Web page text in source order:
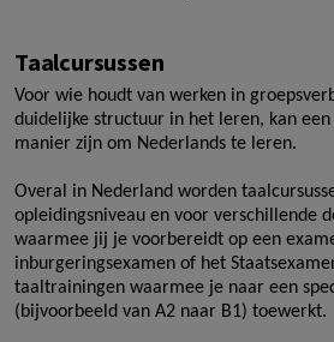
Taalcursussen
Voor wie houdt van werken in
duidelijke structuur in het leren, kan
manier zijn om Nederlands te leren.
Overal in Nederland worden
opleidingsniveau en voor verschillende
waarmee jij je voorbereidt op een
inburgeringsexamen of het
taaltrainingen waarmee je naar een
(bijvoorbeeld van A2 naar B1) toewerkt.